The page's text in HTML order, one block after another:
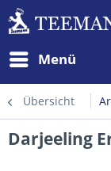
Menü
Übersicht
Darjeeling